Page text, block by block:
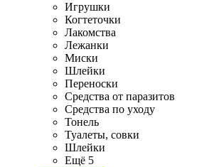
Игрушки
Когтеточки
Лакомства
Лежанки
Миски
Шлейки
Переноски
Средства от паразитов
Средства по уходу
Тонель
Туалеты, совки
Шлейки
Ещё 5